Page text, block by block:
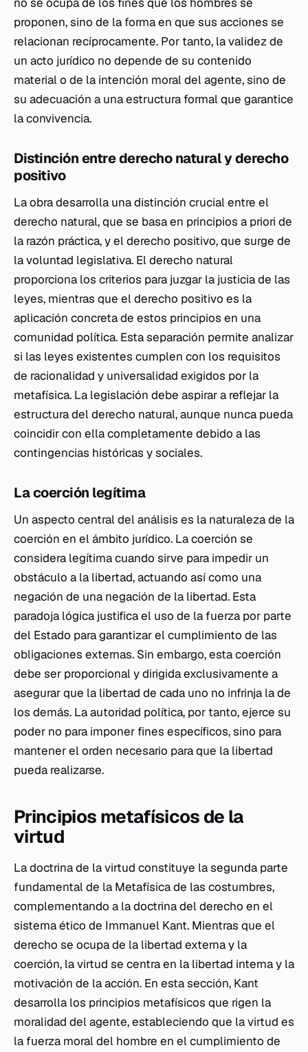
proponen, sino de la forma en que sus acciones se
relacionan recíprocamente. Por tanto, la validez de
un acto jurídico no depende de su contenido
material o de la intención moral del agente, sino de
su adecuación a una estructura formal que garantice
la convivencia.
Distinción entre derecho natural y derecho
positivo
La obra desarrolla una distinción crucial entre el
derecho natural, que se basa en principios a priori de
la razón práctica, y el derecho positivo, que surge de
la voluntad legislativa. El derecho natural
proporciona los criterios para juzgar la justicia de las
leyes, mientras que el derecho positivo es la
aplicación concreta de estos principios en una
comunidad política. Esta separación permite analizar
si las leyes existentes cumplen con los requisitos
de racionalidad y universalidad exigidos por la
metafísica. La legislación debe aspirar a reflejar la
estructura del derecho natural, aunque nunca pueda
coincidir con ella completamente debido a las
contingencias históricas y sociales.
La coerción legítima
Un aspecto central del análisis es la naturaleza de la
coerción en el ámbito jurídico. La coerción se
considera legítima cuando sirve para impedir un
obstáculo a la libertad, actuando así como una
negación de una negación de la libertad. Esta
paradoja lógica justifica el uso de la fuerza por parte
del Estado para garantizar el cumplimiento de las
obligaciones externas. Sin embargo, esta coerción
debe ser proporcional y dirigida exclusivamente a
asegurar que la libertad de cada uno no infrinja la de
los demás. La autoridad política, por tanto, ejerce su
poder no para imponer fines específicos, sino para
mantener el orden necesario para que la libertad
pueda realizarse.
Principios metafísicos de la
virtud
La doctrina de la virtud constituye la segunda parte
fundamental de la Metafísica de las costumbres,
complementando a la doctrina del derecho en el
sistema ético de Immanuel Kant. Mientras que el
derecho se ocupa de la libertad externa y la
coerción, la virtud se centra en la libertad interna y la
motivación de la acción. En esta sección, Kant
desarrolla los principios metafísicos que rigen la
moralidad del agente, estableciendo que la virtud es
la fuerza moral del hombre en el cumplimiento de